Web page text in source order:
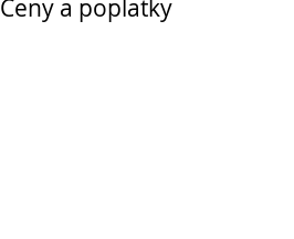
Ceny a poplatky